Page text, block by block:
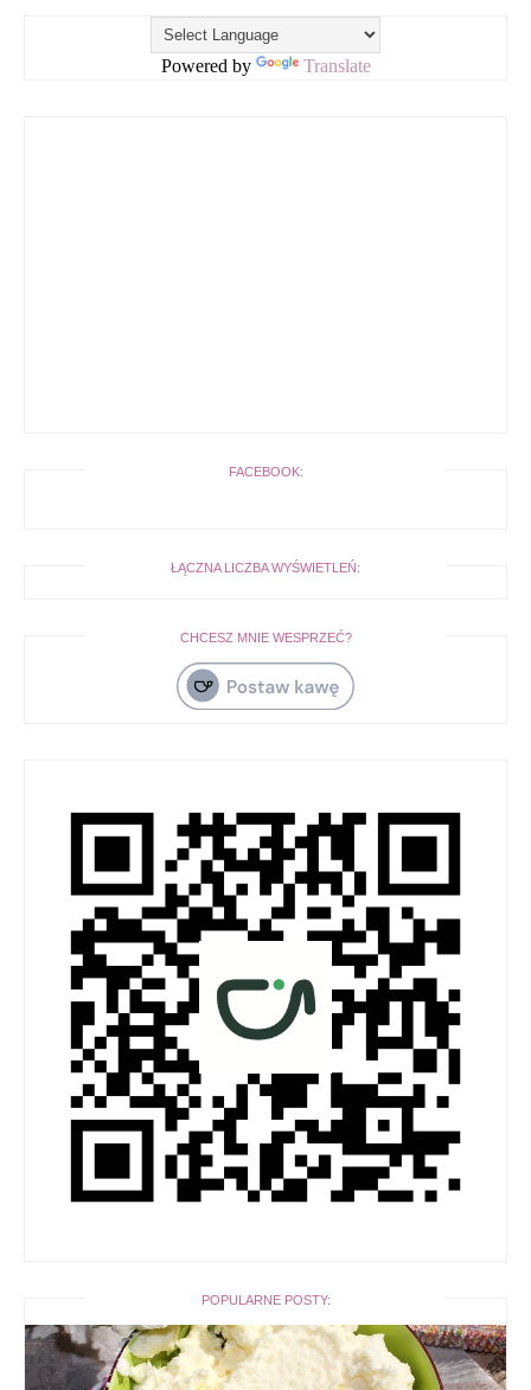
Powered by Translate
FACEBOOK:
ŁĄCZNA LICZBA WYŚWIETLEŃ:
CHCESZ MNIE WESPRZEĆ?
POPULARNE POSTY: